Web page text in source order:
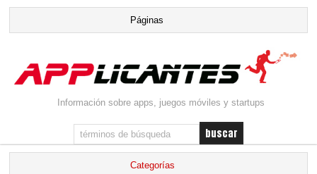
Información sobre apps, juegos móviles y startups